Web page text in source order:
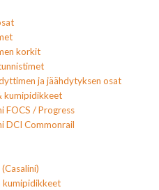
korkit
ja jäähdytyksen osat
kumipidikkeet
FOCS / Progress
DCI Commonrail